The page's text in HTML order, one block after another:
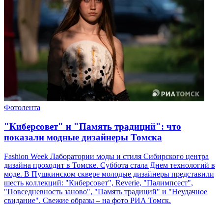
Фотолента
"Киберсовет" и "Память традиций": что
показали модные дизайнеры Томска
Fashion Week Лаборатории моды и стиля Сибирского центра
дизайна проходит в Томске. Суббота стала Днем технологий в
моде. В Пушкинском сквере молодые дизайнеры представили
шесть коллекций: "Киберсовет", Reverie, "Палимпсест",
"Повседневность заново", "Память традиций" и "Неудачное
свидание". Свежие образы – на фото РИА Томск.